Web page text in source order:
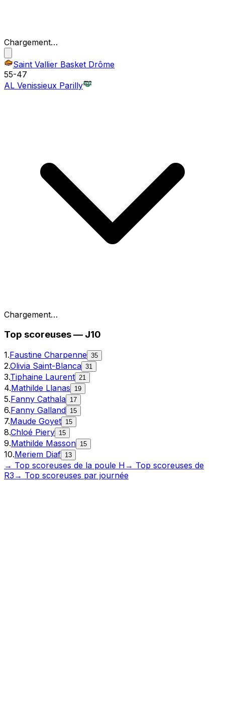
Chargement…
Saint Vallier Basket Drôme
55-47
AL Venissieux Parilly
Chargement…
Top scoreuses— J10
1.Faustine Charpenne 35
2.Olivia Saint-Blanca 31
3.Tiphaine Laurent 21
4.Mathilde Llanas 19
5.Fanny Cathala 17
6.Fanny Galland 15
7.Maude Goyet 15
8.Chloé Piery 15
9.Mathilde Masson 15
10.Meriem Diaf 13
→ Top scoreuses de la poule H → Top scoreuses de
R3 → Top scoreuses par journée